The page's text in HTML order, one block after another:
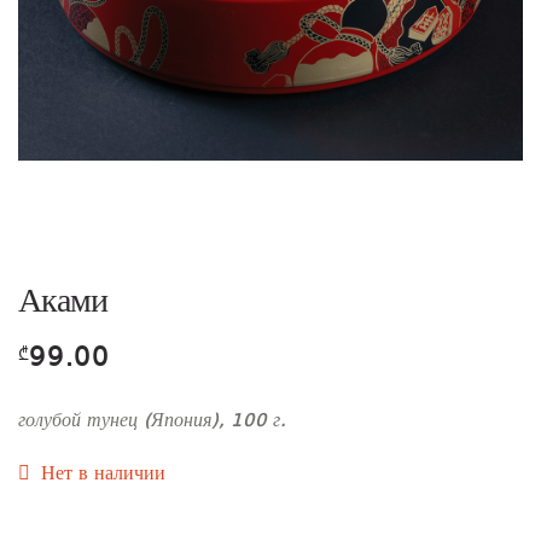
Аками
₾99.00
голубой тунец (Япония), 100 г.
Нет в наличии